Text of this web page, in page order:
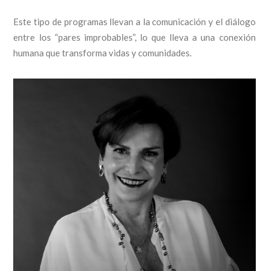
Este tipo de programas llevan a la comunicación y el diálogo
entre los “pares improbables”, lo que lleva a una conexión
humana que transforma vidas y comunidades.